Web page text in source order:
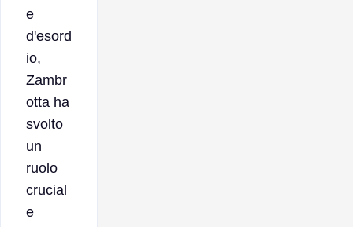
e
d'esord
io,
Zambr
otta ha
svolto
un
ruolo
crucial
e